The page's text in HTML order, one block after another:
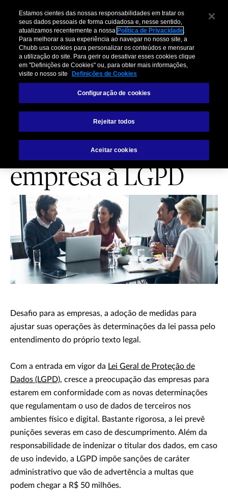
NORTEADORES
Princípios
norteadores para
adequação de sua
empresa à LGPD
Desafio para as empresas, a adoção de medidas para
ajustar suas operações às determinações da lei passa pelo
entendimento do próprio texto legal.
Com a entrada em vigor da Lei Geral de Proteção de
Dados (LGPD), cresce a preocupação das empresas para
estarem em conformidade com as novas determinações
que regulamentam o uso de dados de terceiros nos
ambientes físico e digital. Bastante rigorosa, a lei prevê
punições severas em caso de descumprimento. Além da
responsabilidade de indenizar o titular dos dados, em caso
de uso indevido, a LGPD impõe sanções de caráter
administrativo que vão de advertência a multas que
podem chegar a R$ 50 milhões.
Estamos cientes das nossas responsabilidades em tratar os
seus dados pessoais de forma cuidadosa e, nesse sentido,
atualizamos recentemente a nossa Política de Privacidade.
Para melhorar a sua experiência ao navegar no nosso site, a
Chubb usa cookies para personalizar os conteúdos e mensurar
a utilização do site. Para gerir ou desativar esses cookies clique
em "Definições de Cookies" ou, para obter mais informações,
visite o nosso site
Definições de Cookies
Configuração de cookies
Rejeitar todos
Aceitar cookies